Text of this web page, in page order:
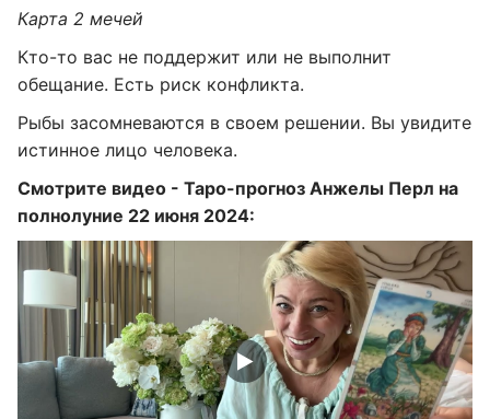
Карта 2 мечей
Кто-то вас не поддержит или не выполнит
обещание. Есть риск конфликта.
Рыбы засомневаются в своем решении. Вы увидите
истинное лицо человека.
Смотрите видео - Таро-прогноз Анжелы Перл на
полнолуние 22 июня 2024: